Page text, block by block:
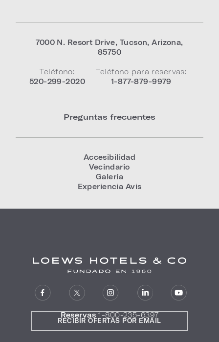
7000 N. Resort Drive, Tucson,Arizona,
85750
Teléfono:
520-299-2020
Teléfono para reservas:
1-877-879-9979
Preguntas frecuentes
Accesibilidad
Vecindario
Galería
Experiencia Avis
Reservas 1-800-235-6397
RECIBIR OFERTAS POR EMAIL